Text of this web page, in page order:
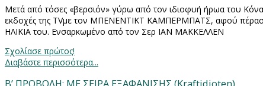
Μετά από τόσες «βερσιόν» γύρω από τον ιδιοφυή ήρωα του
εκδοχές της TVμε τον ΜΠΕΝΕΝΤΙΚΤ ΚΑΜΠΕΡΜΠΑΤΣ, αφού
ΗΛΙΚΙΑ του. Ενσαρκωμένο από τον Σερ ΙΑΝ ΜΑΚΚΕΛΛΕΝ
Σχολίασε πρώτος!
Διαβάστε περισσότερα...